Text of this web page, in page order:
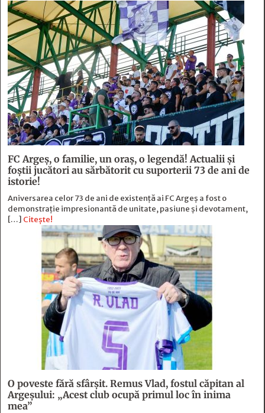
FC Argeş, o familie, un oraș, o legendă! Actualii şi
foştii jucători au sărbătorit cu suporterii 73 de ani de
istorie!
Aniversarea celor 73 de ani de existență ai FC Argeș a fost o
demonstrație impresionantă de unitate, pasiune și devotament,
[…] Citește!
O poveste fără sfârşit. Remus Vlad, fostul căpitan al
Argeşului: „Acest club ocupă primul loc în inima
mea”